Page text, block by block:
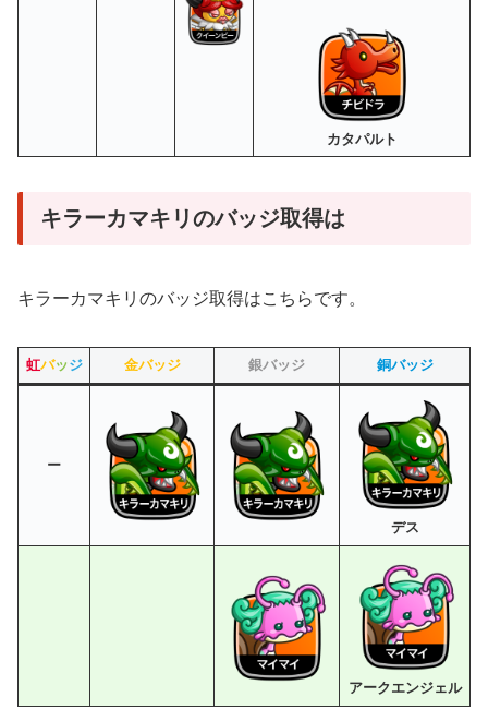
カタパルト
キラーカマキリのバッジ取得は
キラーカマキリのバッジ取得はこちらです。
虹バッ ジ 金バッジ 銀バッジ 銅バッジ
ー
デス
アークエンジェル